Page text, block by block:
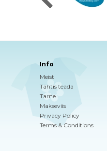
Info
Meist
Tähtis teada
Tarne
Makseviis
Privacy Policy
Terms & Conditions